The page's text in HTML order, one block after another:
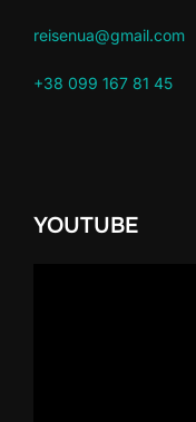
reisenua@gmail.com
+38 099 167 81 45
YOUTUBE